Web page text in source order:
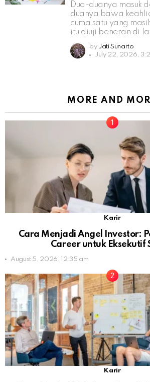
Dua-duanya masuk
duanya bawa
cuma satu yang
itu diuji beneran di
by Jati Sunarto
July 22, 2026,
MORE AND
Karir
Cara Menjadi Angel Investor:
Career untuk Eksekutif
August 5, 2026, 12:35 am
Karir